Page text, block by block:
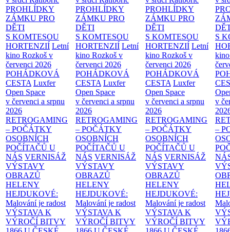
PROHLÍDKY
ZÁMKU PRO
DĚTI
S KOMTESOU
HORTENZIÍ Letní
kino Rozkoš v
červenci 2026
POHÁDKOVÁ
CESTA Luxfer
Open Space
v červenci a srpnu
2026
RETROGAMING
– POČÁTKY
OSOBNÍCH
POČÍTAČŮ U
NÁS VERNISÁŽ
VÝSTAVY
OBRAZŮ
HELENY
HEJDUKOVÉ:
Malování je radost
VÝSTAVA K
VÝROČÍ BITVY
PROHLÍDKY
ZÁMKU PRO
DĚTI
S KOMTESOU
HORTENZIÍ Letní
kino Rozkoš v
červenci 2026
POHÁDKOVÁ
CESTA Luxfer
Open Space
v červenci a srpnu
2026
RETROGAMING
– POČÁTKY
OSOBNÍCH
POČÍTAČŮ U
NÁS VERNISÁŽ
VÝSTAVY
OBRAZŮ
HELENY
HEJDUKOVÉ:
Malování je radost
VÝSTAVA K
VÝROČÍ BITVY
PROHLÍDKY
ZÁMKU PRO
DĚTI
S KOMTESOU
HORTENZIÍ Letní
kino Rozkoš v
červenci 2026
POHÁDKOVÁ
CESTA Luxfer
Open Space
v červenci a srpnu
2026
RETROGAMING
– POČÁTKY
OSOBNÍCH
POČÍTAČŮ U
NÁS VERNISÁŽ
VÝSTAVY
OBRAZŮ
HELENY
HEJDUKOVÉ:
Malování je radost
VÝSTAVA K
VÝROČÍ BITVY
S
v
–